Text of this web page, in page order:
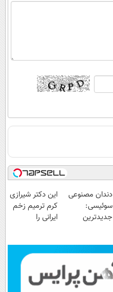
دندان مصنوعی
سوئیسی:
جدیدترین
پرداخت قسطی
این دکتر شیرازی
کرم ترمیم زخم
ایرانی را